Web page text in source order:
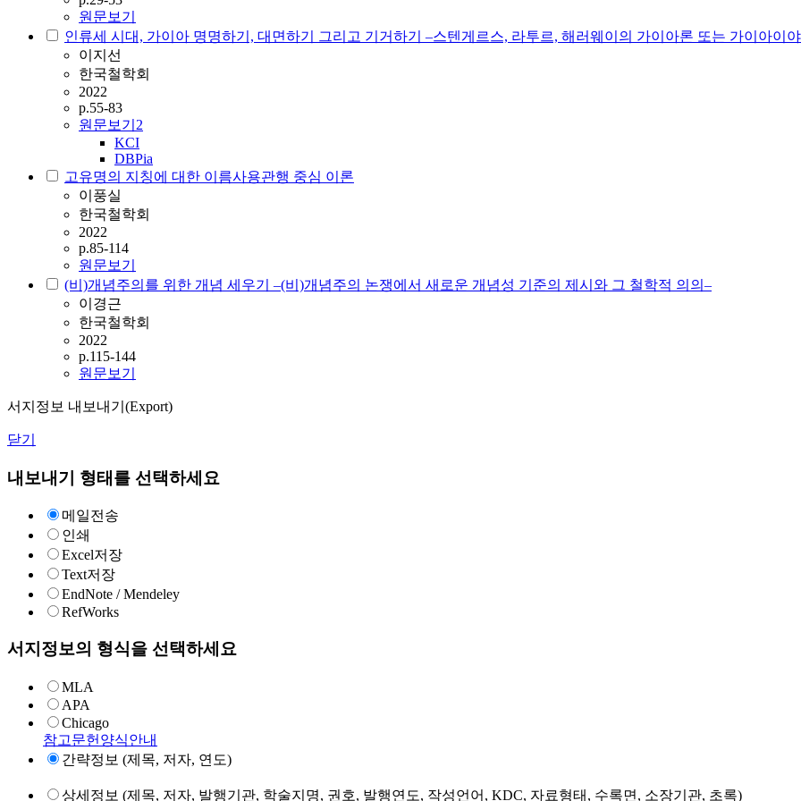
원문보기
인류세 시대, 가이아 명명하기, 대면하기 그리고 기거하기 ‒스텐게르스, 라투르, 해러웨이의 가이아론 또는 가이아이
이지선
한국철학회
2022
p.55-83
원문보기 2
KCI
DBPia
고유명의 지칭에 대한 이름사용관행 중심 이론
이풍실
한국철학회
2022
p.85-114
원문보기
(비)개념주의를 위한 개념 세우기 ‒(비)개념주의 논쟁에서 새로운 개념성 기준의 제시와 그 철학적 의의‒
이경근
한국철학회
2022
p.115-144
원문보기
서지정보 내보내기(Export)
닫기
내보내기 형태를 선택하세요
메일전송
인쇄
Excel저장
Text저장
EndNote / Mendeley
RefWorks
서지정보의 형식을 선택하세요
MLA
APA
Chicago
참고문헌양식안내
간략정보 (제목, 저자, 연도)
상세정보 (제목, 저자, 발행기관, 학술지명, 권호, 발행연도, 작성언어, KDC, 자료형태, 수록면, 소장기관, 초록)